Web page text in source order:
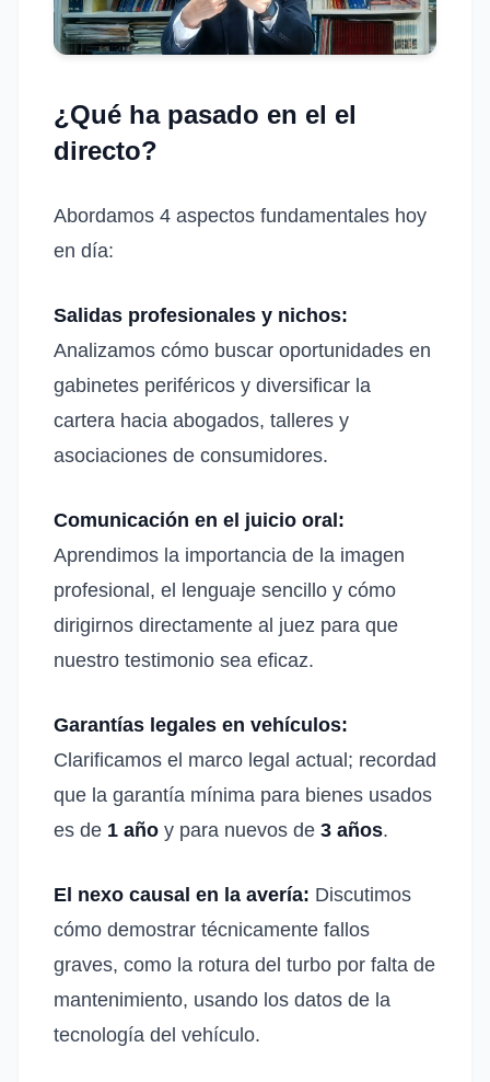
¿Qué ha pasado en el el
directo?
Abordamos 4 aspectos fundamentales hoy
en día:
Salidas profesionales y nichos:
Analizamos cómo buscar oportunidades en
gabinetes periféricos y diversificar la
cartera hacia abogados, talleres y
asociaciones de consumidores.
Comunicación en el juicio oral:
Aprendimos la importancia de la imagen
profesional, el lenguaje sencillo y cómo
dirigirnos directamente al juez para que
nuestro testimonio sea eficaz.
Garantías legales en vehículos:
Clarificamos el marco legal actual; recordad
que la garantía mínima para bienes usados
es de 1 año y para nuevos de 3 años.
El nexo causal en la avería: Discutimos
cómo demostrar técnicamente fallos
graves, como la rotura del turbo por falta de
mantenimiento, usando los datos de la
tecnología del vehículo.